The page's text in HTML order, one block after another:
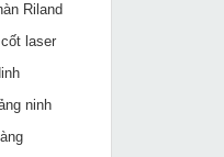
Riland
laser
ninh